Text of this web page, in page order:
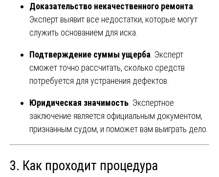
Доказательство некачественного ремонта
Эксперт выявит все недостатки, которые могут
служить основанием для иска.
Подтверждение суммы ущерба . Эксперт
сможет точно рассчитать, сколько средств
потребуется для устранения дефектов.
Юридическая значимость . Экспертное
заключение является официальным документом,
признанным судом, и поможет вам выиграть дело.
3. Как проходит процедура